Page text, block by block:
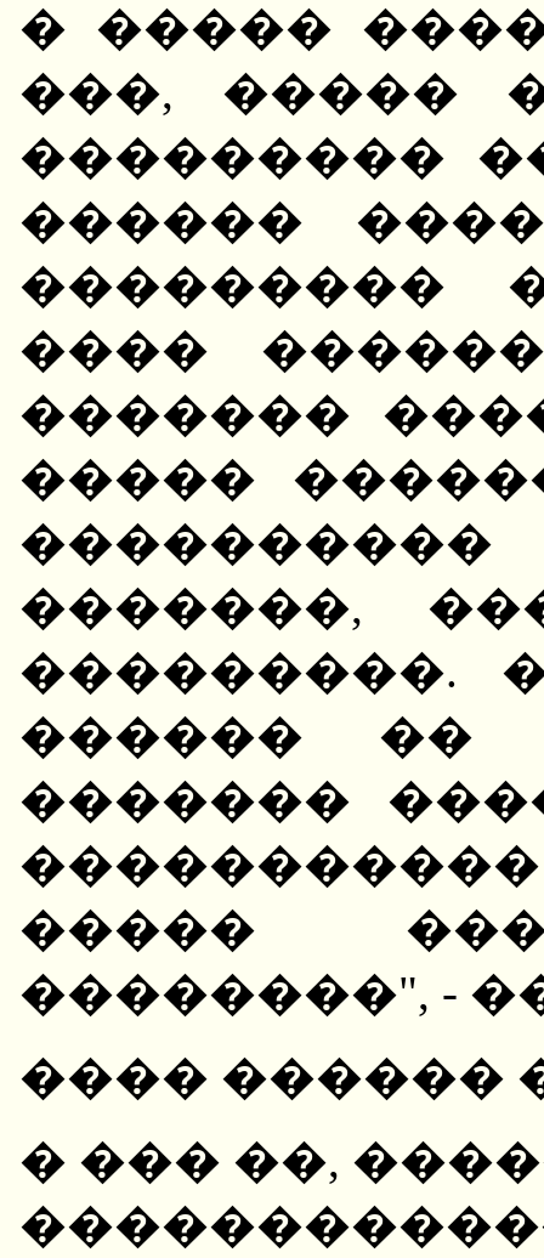
� �����
���, �����
���������
������
���������
����
�������
�����
�������,
���������.
������ ��
�������
�����
��������", -
���� ������
� ��� ��,